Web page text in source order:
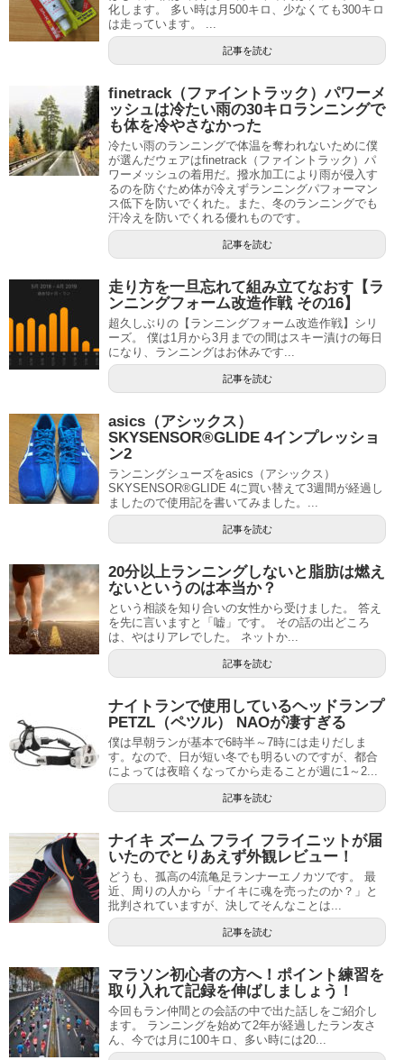
化します。 多い時は月500キロ、少なくても300キロ
は走っています。 ...
記事を読む
finetrack（ファイントラック）パワーメ
ッシュは冷たい雨の30キロランニングで
も体を冷やさなかった
冷たい雨のランニングで体温を奪われないために僕
が選んだウェアはfinetrack（ファイントラック）パ
ワーメッシュの着用だ。撥水加工により雨が侵入す
るのを防ぐため体が冷えずランニングパフォーマン
ス低下を防いでくれた。また、冬のランニングでも
汗冷えを防いでくれる優れものです。
記事を読む
走り方を一旦忘れて組み立てなおす【ラ
ンニングフォーム改造作戦 その16】
超久しぶりの【ランニングフォーム改造作戦】シリ
ーズ。 僕は1月から3月までの間はスキー漬けの毎日
になり、ランニングはお休みです...
記事を読む
asics（アシックス）
SKYSENSOR®GLIDE 4インプレッショ
ン2
ランニングシューズをasics（アシックス）
SKYSENSOR®GLIDE 4に買い替えて3週間が経過し
ましたので使用記を書いてみました。...
記事を読む
20分以上ランニングしないと脂肪は燃え
ないというのは本当か？
という相談を知り合いの女性から受けました。 答え
を先に言いますと「嘘」です。 その話の出どころ
は、やはりアレでした。 ネットか...
記事を読む
ナイトランで使用しているヘッドランプ
PETZL（ペツル） NAOが凄すぎる
僕は早朝ランが基本で6時半～7時には走りだしま
す。なので、日が短い冬でも明るいのですが、都合
によっては夜暗くなってから走ることが週に1～2...
記事を読む
ナイキ ズーム フライ フライニットが届
いたのでとりあえず外観レビュー！
どうも、孤高の4流亀足ランナーエノカツです。 最
近、周りの人から「ナイキに魂を売ったのか？」と
批判されていますが、決してそんなことは...
記事を読む
マラソン初心者の方へ！ポイント練習を
取り入れて記録を伸ばしましょう！
今回もラン仲間との会話の中で出た話しをご紹介し
ます。 ランニングを始めて2年が経過したラン友さ
ん、今では月に100キロ、多い時には20...